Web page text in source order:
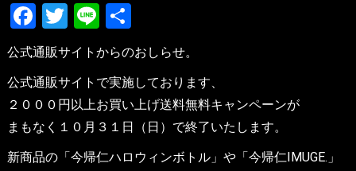
Facebook
Twitter
Line共
有
公式通販サイトからのおしらせ。
公式通販サイトで実施しております、
２０００円以上お買い上げ送料無料キャンペーンが
まもなく１０月３１日（日）で終了いたします。
新商品の「今帰仁ハロウィンボトル」や「今帰仁IMUGE.」